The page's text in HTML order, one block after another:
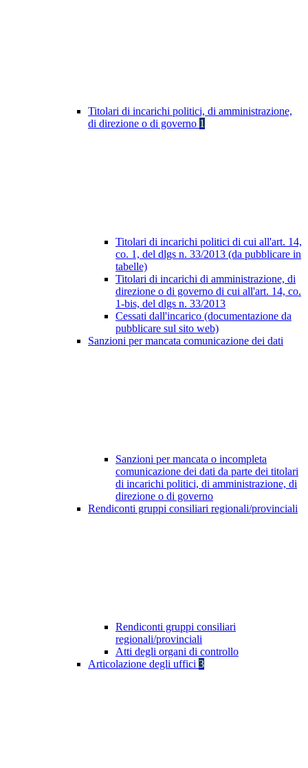
Titolari di incarichi politici, di amministrazione,
di direzione o di governo 1
Titolari di incarichi politici di cui all'art. 14,
co. 1, del dlgs n. 33/2013 (da pubblicare in
tabelle)
Titolari di incarichi di amministrazione, di
direzione o di governo di cui all'art. 14, co.
1-bis, del dlgs n. 33/2013
Cessati dall'incarico (documentazione da
pubblicare sul sito web)
Sanzioni per mancata comunicazione dei dati
Sanzioni per mancata o incompleta
comunicazione dei dati da parte dei titolari
di incarichi politici, di amministrazione, di
direzione o di governo
Rendiconti gruppi consiliari regionali/provinciali
Rendiconti gruppi consiliari
regionali/provinciali
Atti degli organi di controllo
Articolazione degli uffici 3